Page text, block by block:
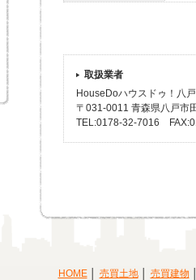
取扱業者
HouseDoハウスドゥ！八
〒031-0011 青森県八戸市
TEL:0178-32-7016
HOME 売買土地 売買建物